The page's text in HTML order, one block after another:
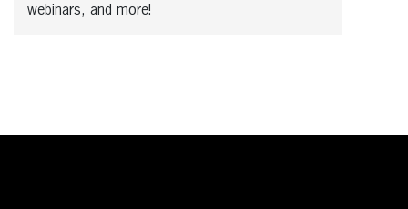
webinars, and more!